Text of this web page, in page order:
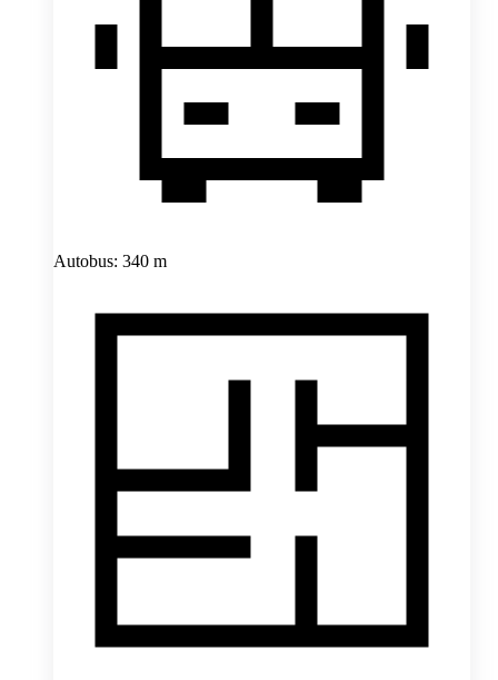
Autobus: 340 m